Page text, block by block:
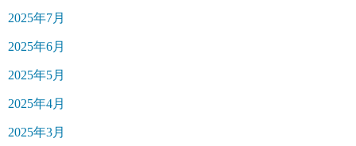
2025年7月
2025年6月
2025年5月
2025年4月
2025年3月